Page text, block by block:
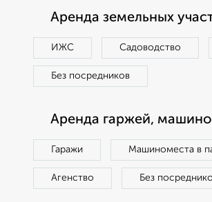
Аренда земельных
ИЖС Садоводство
Без посредников
Аренда гаржей,
Гаражи Машиноместа в
Агенство Без